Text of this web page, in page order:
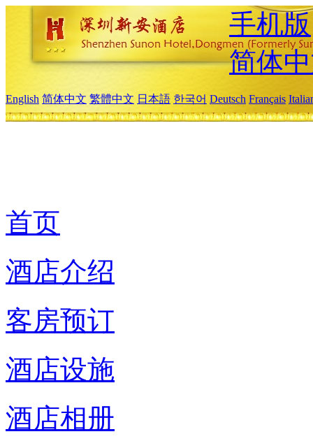
手机版
简体
English 简体中文 繁體中文 日本語 한국어 Deutsch Français
首页
酒店介绍
客房预订
酒店设施
酒店相册